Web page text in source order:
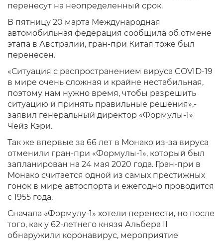
перенесут на неопределенный срок.
В пятницу 20 марта Международная
автомобильная федерация сообщила об отмене
этапа в Австралии, гран-при Китая тоже был
перенесен.
«Ситуация с распространением вируса COVID-19
в мире очень сложная и крайне нестабильная,
поэтому нам нужно время, чтобы разрешить
ситуацию и принять правильные решения»,-
заявил генеральный директор «Формулы-1»
Чейз Кэри.
Так же впервые за 66 лет в Монако из-за вируса
отменили гран-при «Формулы-1», который был
запланирован на 24 мая 2020 года. Гран-при в
Монако считается одной из самых престижных
гонок в мире автоспорта и ежегодно проводится
с 1955 года.
Сначала «Формулу-1» хотели перенести, но после
того, как у 62-летнего князя Альбера II
обнаружили коронавирус, мероприятие